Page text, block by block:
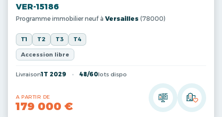
VER-15186
Programme immobilier neuf à Versailles (78000)
T1 T2 T3 T4
Accession libre
Livraison1T 2029 48/60lots dispo
A PARTIR DE
179 000 €